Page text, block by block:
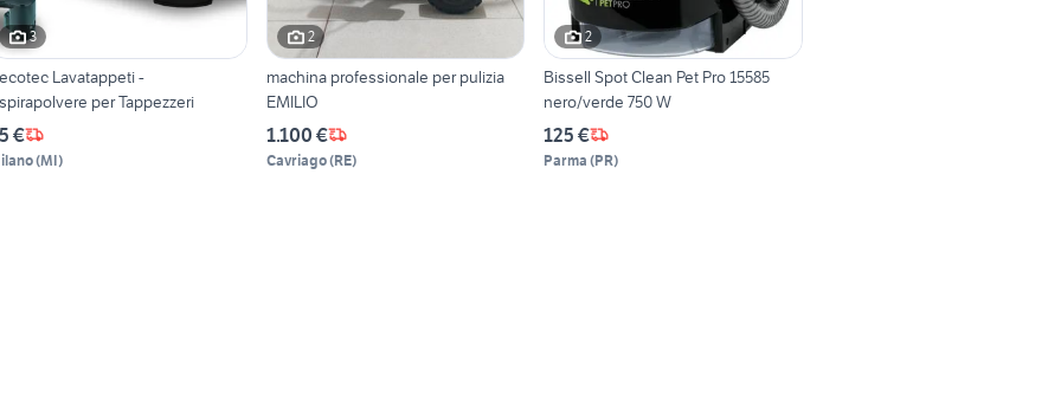
3
Lavatappeti -
per Tappezzeri
€
(MI)
2
machina professionale per pulizia
EMILIO
1.100 €
Cavriago(RE)
2
Bissell Spot Clean Pet Pro 15585
nero/verde 750 W
125 €
Parma (PR)